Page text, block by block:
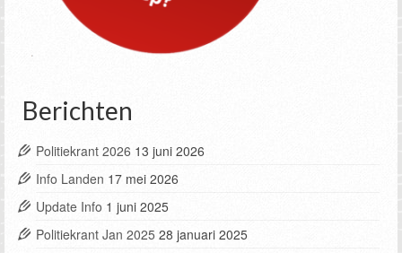
Berichten
Politiekrant 2026 13 juni 2026
Info Landen 17 mei 2026
Update Info 1 juni 2025
Politiekrant Jan 2025 28 januari 2025